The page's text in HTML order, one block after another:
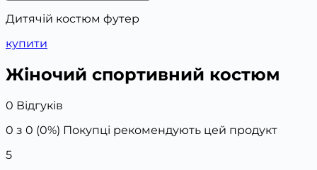
Дитячій костюм футер
купити
Жіночий спортивний костюм
0 Відгуків
0 з 0 (0%) Покупці рекомендують цей продукт
5